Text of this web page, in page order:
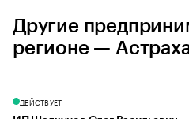
Другие
регионе —
ДЕЙСТВУЕТ